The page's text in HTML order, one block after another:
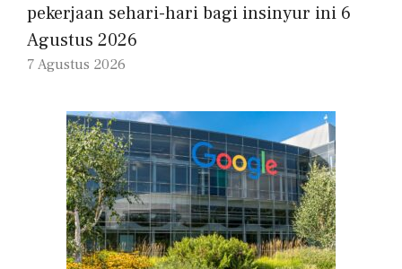
pekerjaan sehari-hari bagi insinyur ini 6
Agustus 2026
7 Agustus 2026